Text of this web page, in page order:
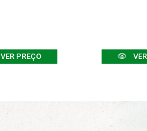
VER PREÇO